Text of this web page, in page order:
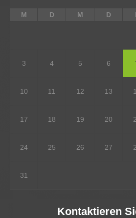
M D M D
3 4 5 6
10 11 12 13
17 18 19 20
24 25 26 27
31
Kontaktieren